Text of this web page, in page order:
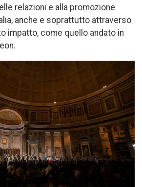
relazioni e alla promozione
anche e soprattutto attraverso
impatto, come quello andato in